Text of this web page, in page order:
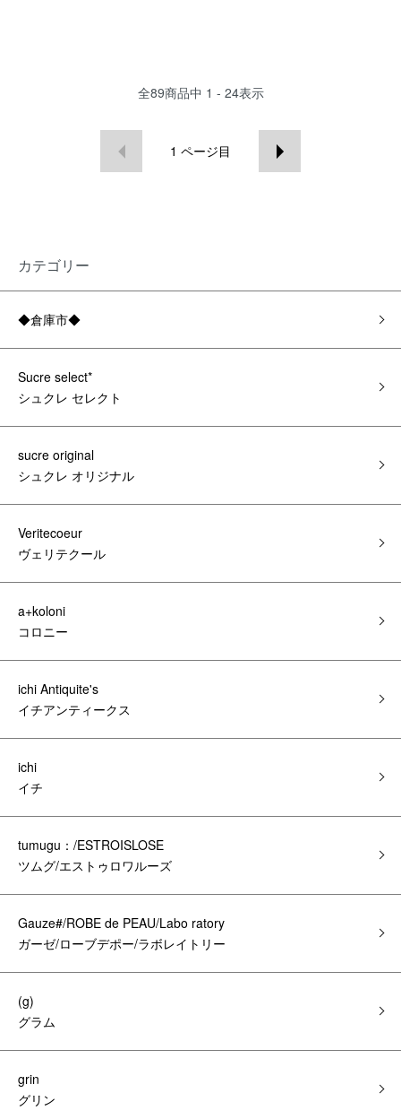
全89商品中 1 - 24表示
1 ページ目
カテゴリー
◆倉庫市◆
Sucre select*
シュクレ セレクト
sucre original
シュクレ オリジナル
Veritecoeur
ヴェリテクール
a+koloni
コロニー
ichi Antiquite's
イチアンティークス
ichi
イチ
tumugu：/ESTROISLOSE
ツムグ/エストゥロワルーズ
Gauze#/ROBE de PEAU/Labo ratory
ガーゼ/ローブデポー/ラボレイトリー
(g)
グラム
grin
グリン